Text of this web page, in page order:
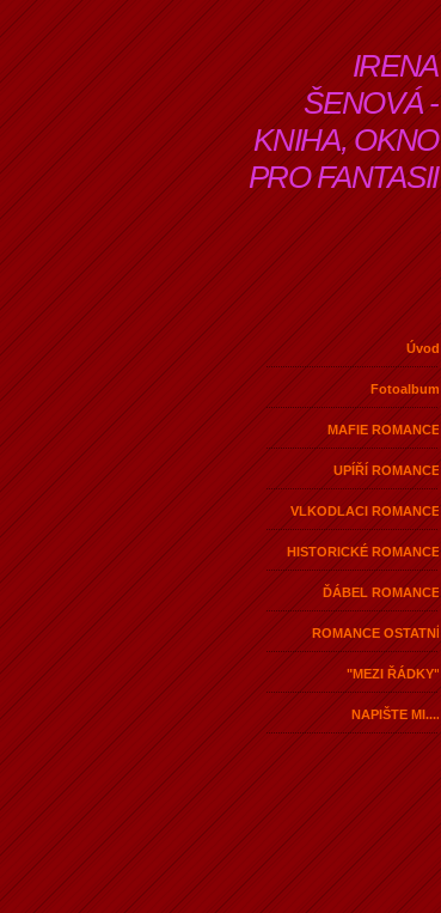
IRENA
ŠENOVÁ -
KNIHA, OKNO
PRO FANTASII
Úvod
Fotoalbum
MAFIE ROMANCE
UPÍŘÍ ROMANCE
VLKODLACI ROMANCE
HISTORICKÉ ROMANCE
ĎÁBEL ROMANCE
ROMANCE OSTATNÍ
"MEZI ŘÁDKY"
NAPIŠTE MI....